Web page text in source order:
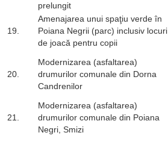
prelungit
19.
Amenajarea unui spaţiu verde în
Poiana Negrii (parc) inclusiv locuri
de joacă pentru copii
20.
Modernizarea (asfaltarea)
drumurilor comunale din Dorna
Candrenilor
21.
Modernizarea (asfaltarea)
drumurilor comunale din Poiana
Negri, Smizi